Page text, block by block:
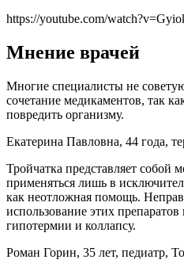
https://youtube.com/
Мнение врачей
Многие специалисты не
сочетание медикаментов, так
повредить организму.
Екатерина Павловна, 44 года,
Тройчатка представляет собой
применяться лишь в
как неотложная помощь.
использование этих
гипотермии и коллапсу.
Роман Горин, 35 лет, педиатр,